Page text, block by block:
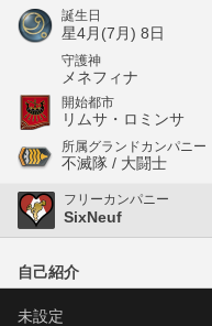
誕生日
星4月(7月) 8日
守護神
メネフィナ
開始都市
リムサ・ロミンサ
所属グランドカンパニー
不滅隊 / 大闘士
フリーカンパニー
SixNeuf
自己紹介
未設定